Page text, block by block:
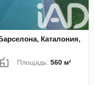
Каталония,
Площадь:560 м²